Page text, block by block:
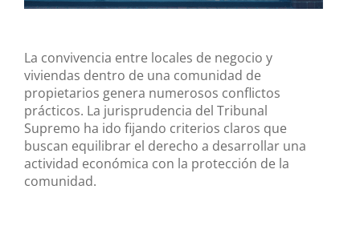
La convivencia entre locales de negocio y
viviendas dentro de una comunidad de
propietarios genera numerosos conflictos
prácticos. La jurisprudencia del Tribunal
Supremo ha ido fijando criterios claros que
buscan equilibrar el derecho a desarrollar una
actividad económica con la protección de la
comunidad.